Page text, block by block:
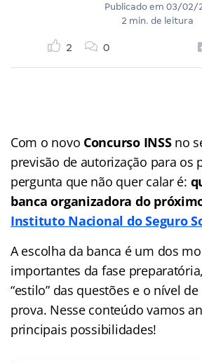
Publicado em 03/02/
2 min. de leitura
2 0
Com o novo Concurso INSSno
previsão de autorização para os
pergunta que não quer calar é:
banca organizadora do
Instituto Nacional do Seguro
A escolha da banca é um dos
importantes da fase
“estilo” das questões e o nível
prova. Nesse conteúdo vamos
principais possibilidades!